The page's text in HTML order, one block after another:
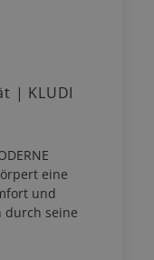
| KLUDI
eine
und
durch seine